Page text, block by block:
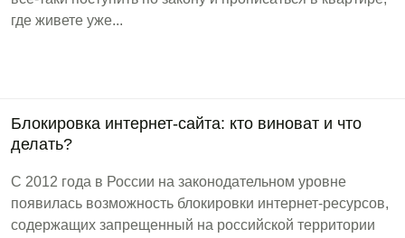
где живете уже...
Блокировка интернет-сайта: кто виноват и что
делать?
С 2012 года в России на законодательном уровне
появилась возможность блокировки интернет-ресурсов,
содержащих запрещенный на российской территории